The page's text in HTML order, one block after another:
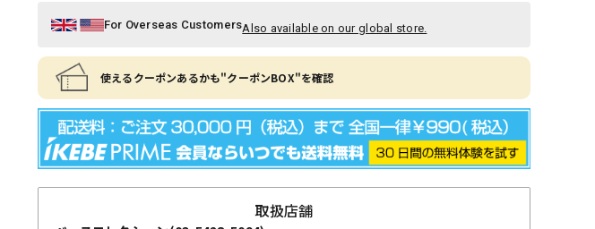
For Overseas CustomersAlso available on our global store.
使えるクーポンあるかも"クーポンBOX"を確認
取扱店舗